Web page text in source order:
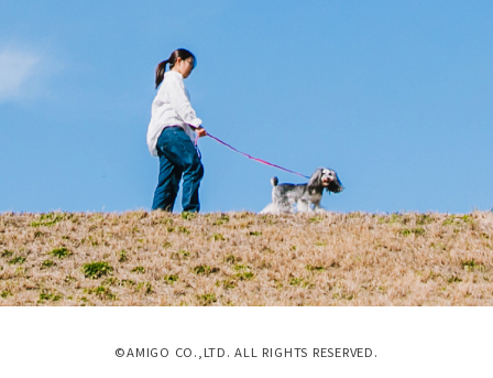
©AMIGO CO.,LTD. ALL RIGHTS RESERVED.